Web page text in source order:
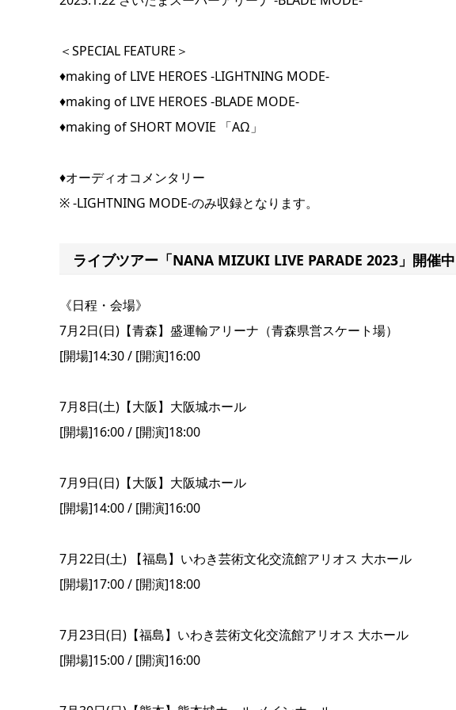
＜SPECIAL FEATURE＞
♦︎making of LIVE HEROES -LIGHTNING MODE-
♦︎making of LIVE HEROES -BLADE MODE-
♦︎making of SHORT MOVIE 「AΩ」
♦︎オーディオコメンタリー
※ -LIGHTNING MODE-のみ収録となります。
ライブツアー「NANA MIZUKI LIVE PARADE 2023」開催中
《日程・会場》
7月2日(日)【青森】盛運輸アリーナ（青森県営スケート場）
[開場]14:30 / [開演]16:00
7月8日(土)【大阪】大阪城ホール
[開場]16:00 / [開演]18:00
7月9日(日)【大阪】大阪城ホール
[開場]14:00 / [開演]16:00
7月22日(土) 【福島】いわき芸術文化交流館アリオス 大ホール
[開場]17:00 / [開演]18:00
7月23日(日)【福島】いわき芸術文化交流館アリオス 大ホール
[開場]15:00 / [開演]16:00